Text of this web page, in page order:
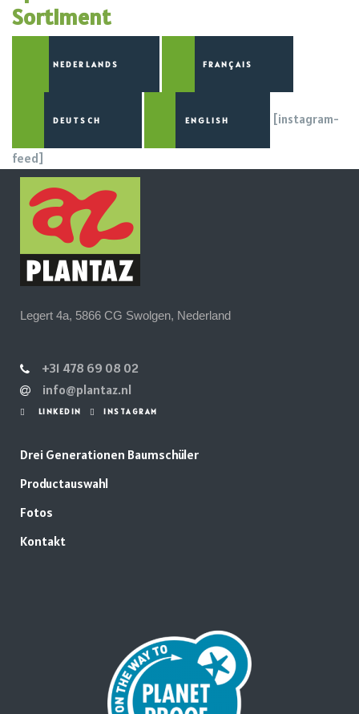
Sortiment
NEDERLANDS FRANÇAIS
DEUTSCH ENGLISH [instagram-
feed]
Legert 4a, 5866 CG Swolgen, Nederland
+31 478 69 08 02
info@plantaz.nl
LINKEDIN INSTAGRAM
Drei Generationen Baumschüler
Productauswahl
Fotos
Kontakt